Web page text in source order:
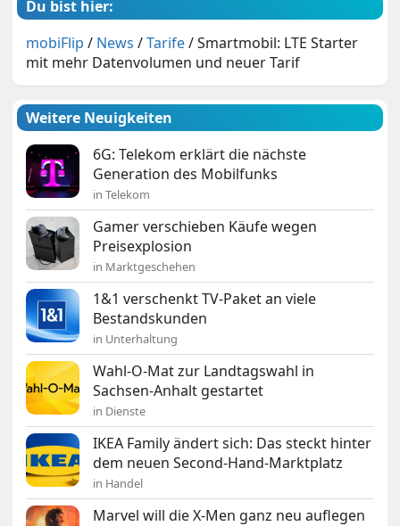
Du bist hier:
mobiFlip / News /Tarife/Smartmobil: LTE Starter
mit mehr Datenvolumen und neuer Tarif
Weitere Neuigkeiten
6G: Telekom erklärt die nächste
Generation des Mobilfunks
in Telekom
Gamer verschieben Käufe wegen
Preisexplosion
in Marktgeschehen
1&1 verschenkt TV-Paket an viele
Bestandskunden
in Unterhaltung
Wahl-O-Mat zur Landtagswahl in
Sachsen-Anhalt gestartet
in Dienste
IKEA Family ändert sich: Das steckt hinter
dem neuen Second-Hand-Marktplatz
in Handel
Marvel will die X-Men ganz neu auflegen